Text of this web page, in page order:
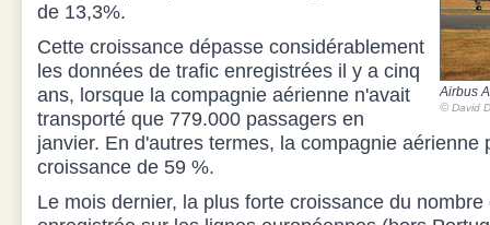
Airbus
© David
de 13,3%.
Cette croissance dépasse considérablement
les données de trafic enregistrées il y a cinq
ans, lorsque la compagnie aérienne n'avait
transporté que 779.000 passagers en
janvier. En d'autres termes, la compagnie aérienne
croissance de 59 %.
Le mois dernier, la plus forte croissance du